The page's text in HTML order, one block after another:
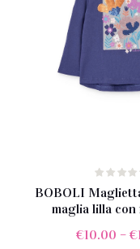
BOBOLI
maglia lilla
€10.00 – €